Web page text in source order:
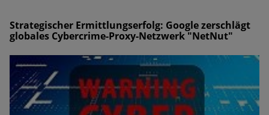
Strategischer Ermittlungserfolg: Google zerschlägt
globales Cybercrime-Proxy-Netzwerk "NetNut"